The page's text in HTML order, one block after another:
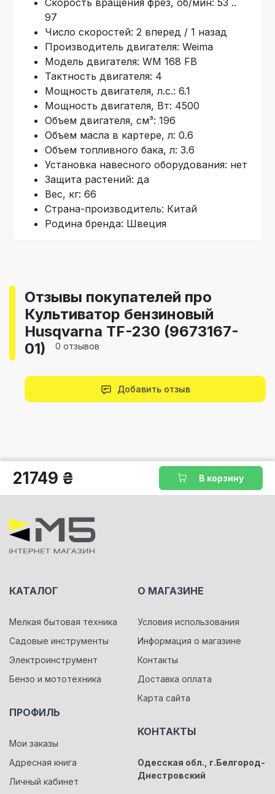
97
Число скоростей: 2 вперед / 1 назад
Производитель двигателя: Weima
Модель двигателя: WM 168 FB
Тактность двигателя: 4
Мощность двигателя, л.с.: 6.1
Мощность двигателя, Вт: 4500
Объем двигателя, см³: 196
Объем масла в картере, л: 0.6
Объем топливного бака, л: 3.6
Установка навесного оборудования: нет
Защита растений: да
Вес, кг: 66
Страна-производитель: Китай
Родина бренда: Швеция
Отзывы покупателей про
Культиватор бензиновый
Husqvarna TF-230 (9673167-
01)
0 отзывов
Добавить отзыв
21749 ₴ В корзину
КАТАЛОГ
Мелкая бытовая техника
Садовые инструменты
Электроинструмент
Бензо и мототехника
ПРОФИЛЬ
Мои заказы
Адресная книга
Личный кабинет
О МАГАЗИНЕ
Условия использования
Информация о магазине
Контакты
Доставка оплата
Карта сайта
КОНТАКТЫ
Одесская обл., г.Белгород-
Днестровский